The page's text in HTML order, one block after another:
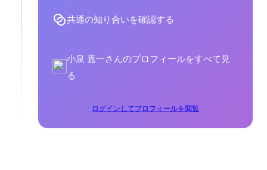
共通の知り合いを確認する
小泉 嘉一さんのプロフィールをすべて見
る
ログインしてプロフィールを閲覧